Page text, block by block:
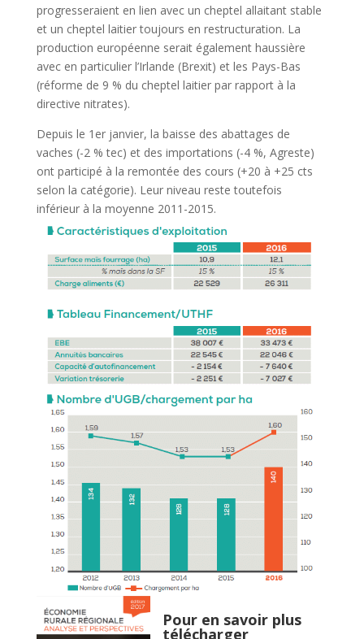
progresseraient en lien avec un cheptel allaitant stable
et un cheptel laitier toujours en restructuration. La
production européenne serait également haussière
avec en particulier l’Irlande (Brexit) et les Pays-Bas
(réforme de 9 % du cheptel laitier par rapport à la
directive nitrates).
Depuis le 1er janvier, la baisse des abattages de
vaches (-2 % tec) et des importations (-4 %, Agreste)
ont participé à la remontée des cours (+20 à +25 cts
selon la catégorie). Leur niveau reste toutefois
inférieur à la moyenne 2011-2015.
Pour en savoir plus
télécharger